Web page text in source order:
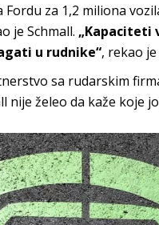
za 1,2 miliona
je Schmall. „Kapaciteti
u rudnike“, rekao je
sa rudarskim
želeo da kaže koje